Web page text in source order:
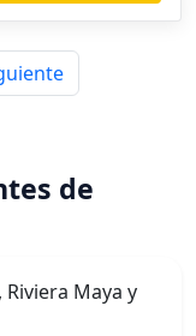
de
Riviera Maya y